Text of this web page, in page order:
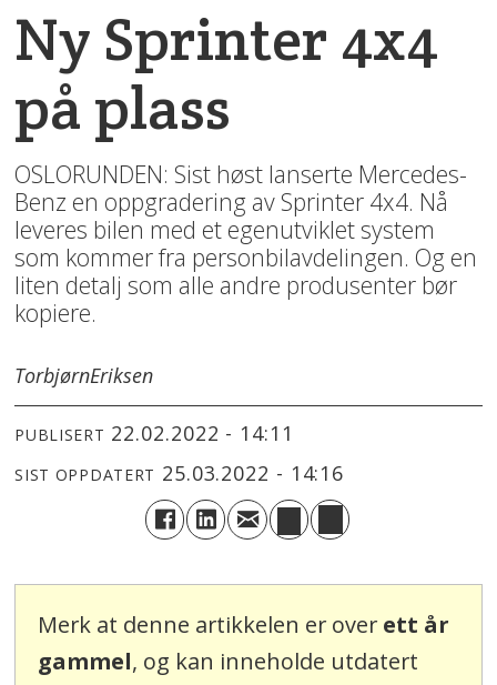
Ny Sprinter 4x4
på plass
OSLORUNDEN: Sist høst lanserte Mercedes-
Benz en oppgradering av Sprinter 4x4. Nå
leveres bilen med et egenutviklet system
som kommer fra personbilavdelingen. Og en
liten detalj som alle andre produsenter bør
kopiere.
TorbjørnEriksen
PUBLISERT 22.02.2022 - 14:11
SIST OPPDATERT 25.03.2022 - 14:16
Merk at denne artikkelen er over ett år
gammel, og kan inneholde utdatert